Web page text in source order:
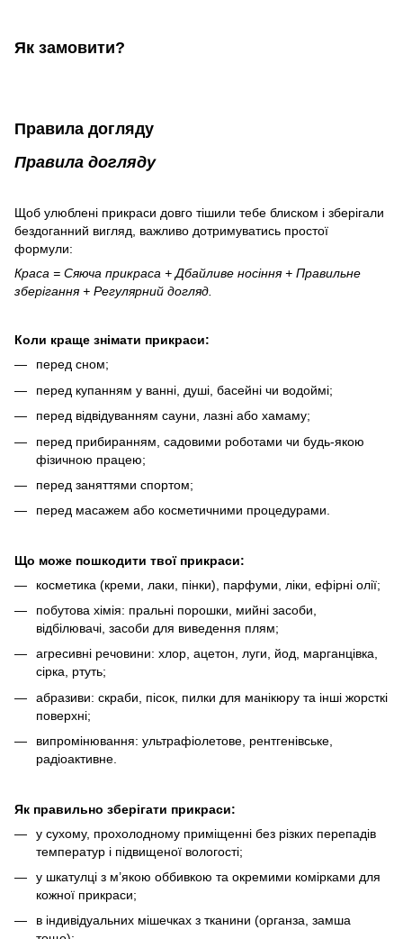
Як замовити?
Правила догляду
Правила догляду
Щоб улюблені прикраси довго тішили тебе блиском і зберігали
бездоганний вигляд, важливо дотримуватись простої
формули:
Краса = Сяюча прикраса + Дбайливе носіння + Правильне
зберігання + Регулярний догляд.
Коли краще знімати прикраси:
перед сном;
перед купанням у ванні, душі, басейні чи водоймі;
перед відвідуванням сауни, лазні або хамаму;
перед прибиранням, садовими роботами чи будь-якою
фізичною працею;
перед заняттями спортом;
перед масажем або косметичними процедурами.
Що може пошкодити твої прикраси:
косметика (креми, лаки, пінки), парфуми, ліки, ефірні олії;
побутова хімія: пральні порошки, мийні засоби,
відбілювачі, засоби для виведення плям;
агресивні речовини: хлор, ацетон, луги, йод, марганцівка,
сірка, ртуть;
абразиви: скраби, пісок, пилки для манікюру та інші жорсткі
поверхні;
випромінювання: ультрафіолетове, рентгенівське,
радіоактивне.
Як правильно зберігати прикраси:
у сухому, прохолодному приміщенні без різких перепадів
температур і підвищеної вологості;
у шкатулці з м’якою оббивкою та окремими комірками для
кожної прикраси;
в індивідуальних мішечках з тканини (органза, замша